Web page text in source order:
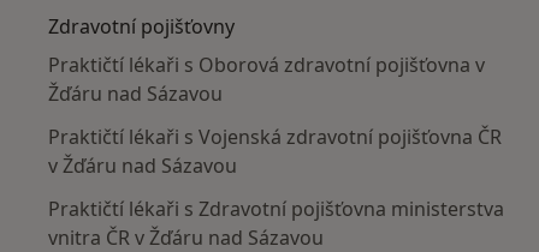
Zdravotní pojišťovny
Praktičtí lékaři s Oborová zdravotní pojišťovna v
Žďáru nad Sázavou
Praktičtí lékaři s Vojenská zdravotní pojišťovna ČR
v Žďáru nad Sázavou
Praktičtí lékaři s Zdravotní pojišťovna ministerstva
vnitra ČR v Žďáru nad Sázavou